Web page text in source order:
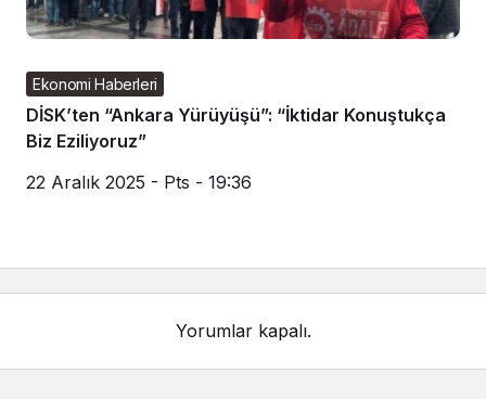
Ekonomi Haberleri
DİSK’ten “Ankara Yürüyüşü”: “İktidar Konuştukça
Biz Eziliyoruz”
22 Aralık 2025 - Pts - 19:36
Yorumlar kapalı.